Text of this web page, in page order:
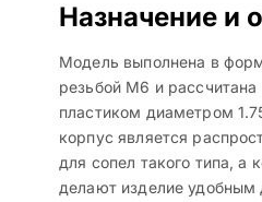
Назначение и
Модель выполнена в
резьбой M6 и рассчитана
пластиком диаметром
корпус является
для сопел такого типа, а
делают изделие удобным